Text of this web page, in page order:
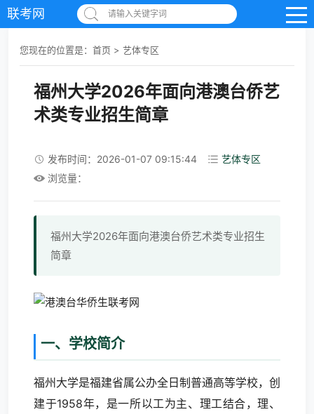
联考网 请输入关键字词
您现在的位置是： 首页 > 艺体专区
福州大学2026年面向港澳台侨艺
术类专业招生简章
发布时间：2026-01-07 09:15:44
艺体专区
浏览量：
福州大学2026年面向港澳台侨艺术类专业招生
简章
一、学校简介
福州大学是福建省属公办全日制普通高等学校，创
建于1958年，是一所以工为主、理工结合，理、